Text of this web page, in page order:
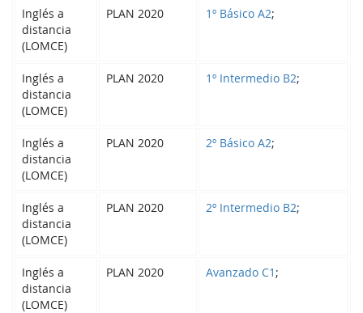
Inglés a
distancia
(LOMCE)
PLAN 2020 1º Básico A2;
Inglés a
distancia
(LOMCE)
PLAN 2020 1º Intermedio B2;
Inglés a
distancia
(LOMCE)
PLAN 2020 2º Básico A2;
Inglés a
distancia
(LOMCE)
PLAN 2020 2º Intermedio B2;
Inglés a
distancia
(LOMCE)
PLAN 2020 Avanzado C1 ;